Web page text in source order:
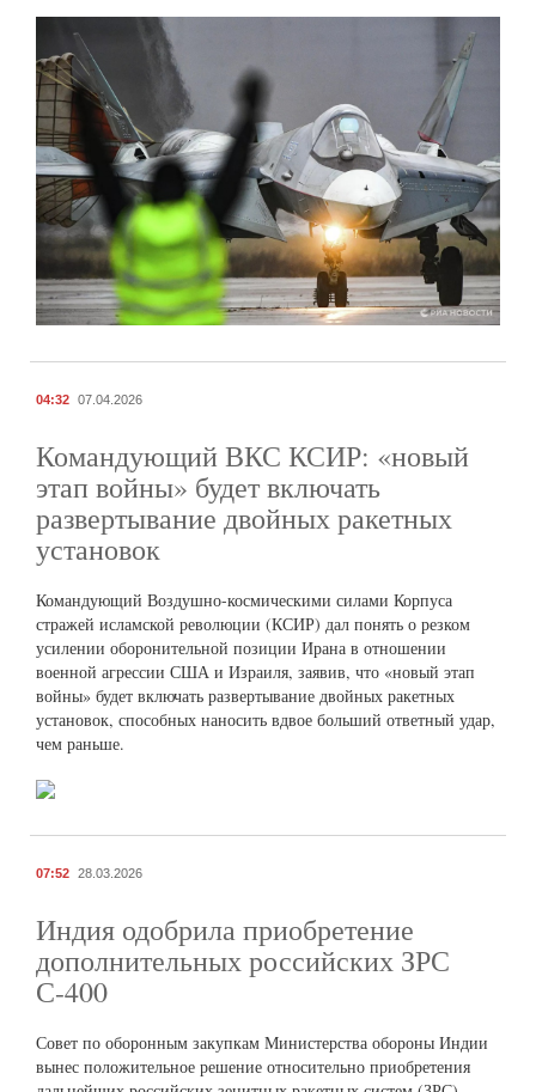
04:32 07.04.2026
Командующий ВКС КСИР: «новый
этап войны» будет включать
развертывание двойных ракетных
установок
Командующий Воздушно-космическими силами Корпуса
стражей исламской революции (КСИР) дал понять о резком
усилении оборонительной позиции Ирана в отношении
военной агрессии США и Израиля, заявив, что «новый этап
войны» будет включать развертывание двойных ракетных
установок, способных наносить вдвое больший ответный удар,
чем раньше.
07:52 28.03.2026
Индия одобрила приобретение
дополнительных российских ЗРС
С-400
Совет по оборонным закупкам Министерства обороны Индии
вынес положительное решение относительно приобретения